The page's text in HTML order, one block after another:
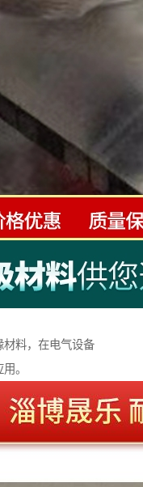
材料，在电气设备
。